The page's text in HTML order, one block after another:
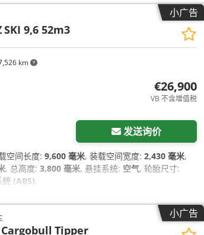
小广告
km
SKI 9,6 52m3
€26,900
VB 不含增值税
发送询价
空间长度: 9,600 毫米, 装载空间宽度: 2,430 毫米,
, 总高度: 3,800 毫米, 悬挂系统: 空气, 轮胎尺寸:
(ABS),
小广告
Tipper